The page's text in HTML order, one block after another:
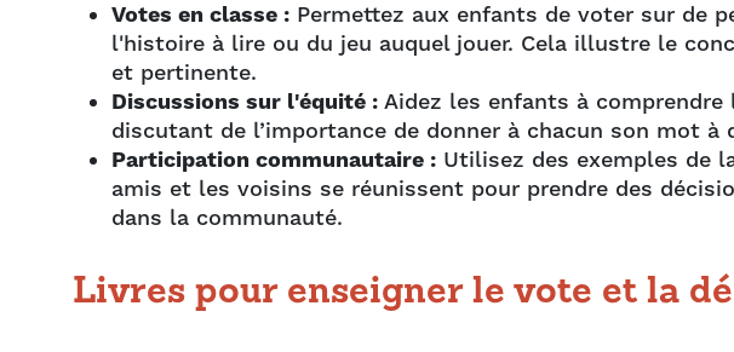
Votes en classe : Permettez aux enfants de voter sur de
l'histoire à lire ou du jeu auquel jouer. Cela illustre le
et pertinente.
Discussions sur l'équité : Aidez les enfants à comprendre
discutant de l’importance de donner à chacun son mot à
Participation communautaire : Utilisez des exemples de
amis et les voisins se réunissent pour prendre des
dans la communauté.
Livres pour enseigner le vote et la